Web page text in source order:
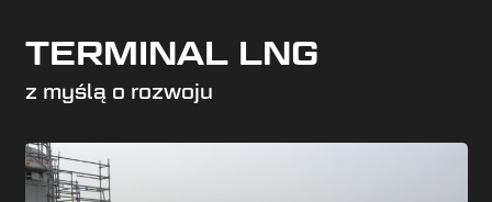
TERMINAL LNG
z myślą o rozwoju